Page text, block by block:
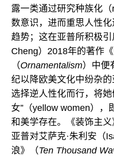
露一类通过研究种族化
数意识，进而重思人性
趋势；这在亚普所积极
Cheng）2018年的著作《
（Ornamentalism）中
纪以降欧美文化中纷杂
选择逆人性化而行，将
女”（yellow women），
和美学存在。《装饰主义
亚普对艾萨克·朱利安（
浪》（Ten Thousand